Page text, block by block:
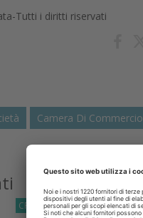
Tutti i diritti riservati
Camera Di Commercio
CRONACA 22 Luglio 2025